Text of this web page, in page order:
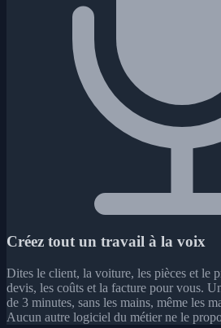
Créez tout un travail à la voix
Dites le client, la voiture, les pièces et
devis, les coûts et la facture pour vous.
de 3 minutes, sans les mains, même les
Aucun autre logiciel du métier ne le